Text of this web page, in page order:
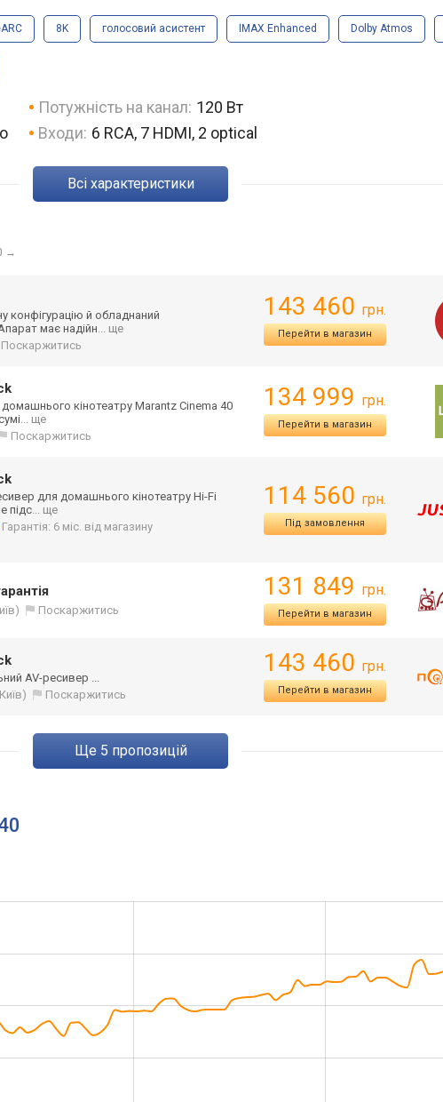
8K голосовий асистент IMAX Enhanced Dolby Atmos
Потужність на канал: 120 Вт
Входи: 6 RCA, 7 HDMI, 2 optical
Всі характеристики
→
конфігурацію й обладнаний
має надійн... ще
Поскаржитись
143 460 грн.
Перейти в магазин
кінотеатру Marantz Cinema 40
... ще
Поскаржитись
134 999 грн.
Перейти в магазин
для домашнього кінотеатру Hi-Fi
підс... ще
Гарантія: 6 міс. від магазину
114 560 грн.
Під замовлення
Поскаржитись
131 849 грн.
Перейти в магазин
AV-ресивер ...
Поскаржитись
143 460 грн.
Перейти в магазин
ще 5 пропозицій